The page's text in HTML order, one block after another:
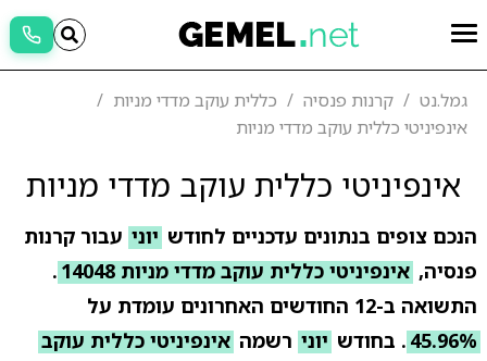
גמל.נט קרנות פנסיה
כללית עוקב מדדי מניות
אינפיניטי כללית עוקב מדדי מניות
אינפיניטי כללית עוקב מדדי מניות
הנכם צופים בנתונים עדכניים לחודש יוני עבור קרנות
פנסיה, אינפיניטי כללית עוקב מדדי מניות 14048
.
התשואה ב-12 החודשים האחרונים עומדת על
45.96% . בחודש יוני רשמה אינפיניטי כללית עוקב